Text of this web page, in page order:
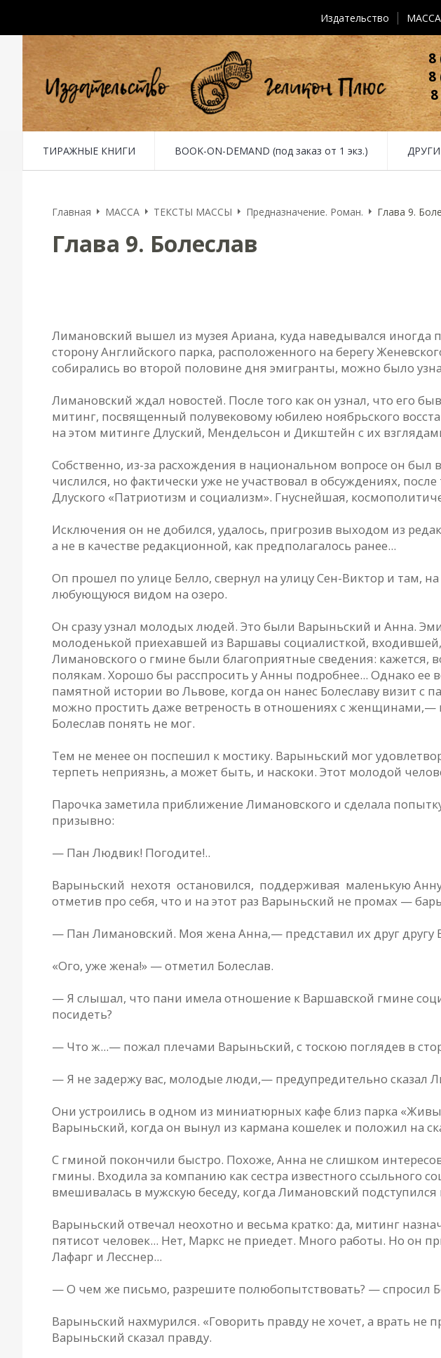
Издательство MACCA
8
8
ТИРАЖНЫЕ КНИГИ BOOK-ON-DEMAND (под заказ от 1 экз.)
Главная MACCA ТЕКСТЫ МАССЫ Предназначение. Роман. Глава 9.
Глава 9. Болеслав
Лимановский вышел из музея Ариана, куда наведывался иногда
сторону Английского парка, расположенного на берегу
собирались во второй половине дня эмигранты, можно было
Лимановский ждал новостей. После того как он узнал, что его
митинг, посвященный полувековому юбилею ноябрьского
на этом митинге Длуский, Мендельсон и Дикштейн с их
Собственно, из-за расхождения в национальном вопросе он
числился, но фактически уже не участвовал в обсуждениях,
Длуского «Патриотизм и социализм». Гнуснейшая,
Исключения он не добился, удалось, пригрозив выходом из
а не в качестве редакционной, как предполагалось ранее...
Оп прошел по улице Белло, свернул на улицу Сен-Виктор и там,
любующуюся видом на озеро.
Он сразу узнал молодых людей. Это были Варыньский и Анна.
молоденькой приехавшей из Варшавы социалисткой,
Лимановского о гмине были благоприятные сведения: кажется,
полякам. Хорошо бы расспросить у Анны подробнее... Однако
памятной истории во Львове, когда он нанес Болеславу визит
можно простить даже ветреность в отношениях с женщинами,—
Болеслав понять не мог.
Тем не менее он поспешил к мостику. Варыньский мог
терпеть неприязнь, а может быть, и наскоки. Этот молодой
Парочка заметила приближение Лимановского и сделала
призывно:
— Пан Людвик! Погодите!..
Варыньский нехотя остановился, поддерживая маленькую
отметив про себя, что и на этот раз Варыньский не промах —
— Пан Лимановский. Моя жена Анна,— представил их друг другу
«Ого, уже жена!» — отметил Болеслав.
— Я слышал, что пани имела отношение к Варшавской гмине
посидеть?
— Что ж...— пожал плечами Варыньский, с тоскою поглядев в
— Я не задержу вас, молодые люди,— предупредительно сказал
Они устроились в одном из миниатюрных кафе близ парка
Варыньский, когда он вынул из кармана кошелек и положил на
С гминой покончили быстро. Похоже, Анна не слишком
гмины. Входила за компанию как сестра известного ссыльного
вмешивалась в мужскую беседу, когда Лимановский
Варыньский отвечал неохотно и весьма кратко: да, митинг
пятисот человек... Нет, Маркс не приедет. Много работы. Но он
Лафарг и Лесснер...
— О чем же письмо, разрешите полюбопытствовать? — спросил
Варыньский нахмурился. «Говорить правду не хочет, а врать не
Варыньский сказал правду.